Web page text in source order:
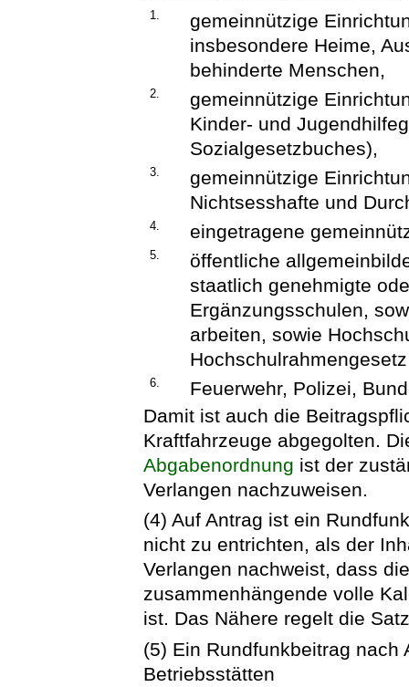
1.
gemeinnützige
insbesondere Heime,
behinderte Menschen,
2.
gemeinnützige
Kinder- und
Sozialgesetzbuches),
3.
gemeinnützige
Nichtsesshafte und
4. eingetragene
5.
öffentliche
staatlich genehmigte
Ergänzungsschulen,
arbeiten, sowie
6.
Feuerwehr, Polizei,
Damit ist auch die
Kraftfahrzeuge abgegolten.
Abgabenordnung ist der
Verlangen nachzuweisen.
(4) Auf Antrag ist ein
nicht zu entrichten, als der
Verlangen nachweist, dass
zusammenhängende volle
ist. Das Nähere regelt die
(5) Ein Rundfunkbeitrag
Betriebsstätten